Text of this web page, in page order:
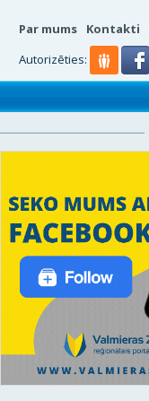
Par mums Kontakti
Autorizēties: